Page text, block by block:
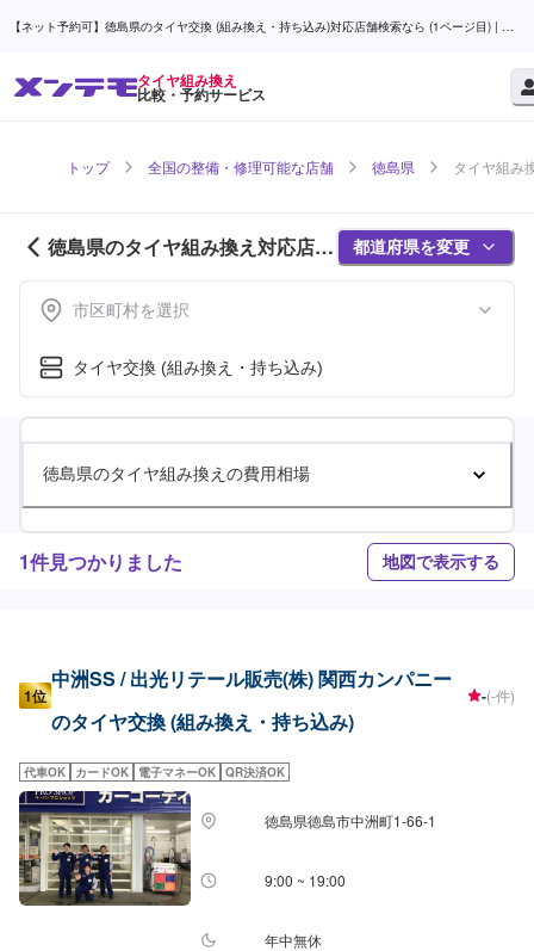
【ネット予約可】徳島県のタイヤ交換 (組み換え・持ち込み)対応店舗検索なら (1ページ目) | メ
タイヤ組み換え
比較・予約サービス
トップ 全国の整備・修理可能な店舗 徳島県 タイヤ組み
徳島県のタイヤ組み換え対応店舗
紹介 (1ページ目)
都道府県を変更
市区町村を選択
タイヤ交換 (組み換え・持ち込み)
徳島県のタイヤ組み換えの費用相場
1件見つかりました 地図で表示する
1位
中洲SS / 出光リテール販売(株) 関西カンパニー
のタイヤ交換 (組み換え・持ち込み)
-(-件)
代車OK カードOK 電子マネーOK QR決済OK
徳島県徳島市中洲町1-66-1
9:00 ~ 19:00
年中無休